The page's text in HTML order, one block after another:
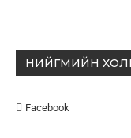
НИЙГМИЙН
Facebook